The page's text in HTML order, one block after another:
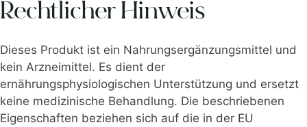
Rechtlicher Hinweis
Dieses Produkt ist ein Nahrungsergänzungsmittel und
kein Arzneimittel. Es dient der
ernährungsphysiologischen Unterstützung und ersetzt
keine medizinische Behandlung. Die beschriebenen
Eigenschaften beziehen sich auf die in der EU